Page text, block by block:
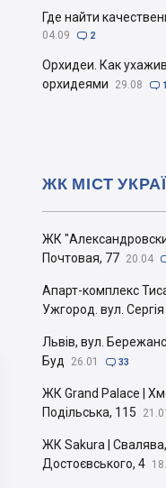
Где найти
04.09  2
Орхидеи. Как
орхидеями
29.08 
ЖК
Почтовая, 77 20.04
Апарт-комплекс
Ужгород. вул.
Львів, вул.
Буд
26.01  33
ЖК Grand Palace |
Подільська, 115
21.01
ЖК Sakura | Свалява,
Достоєвського, 4
ЖК МІСТ